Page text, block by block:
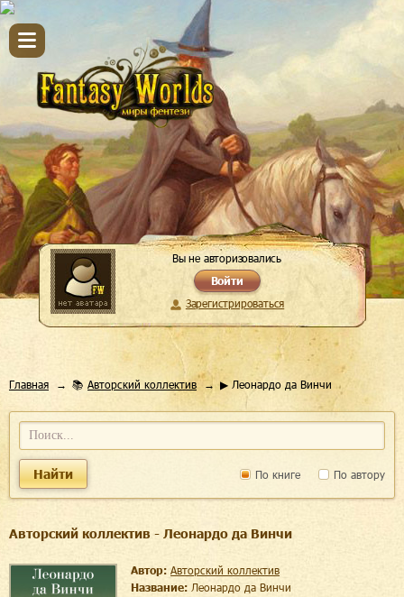
Вы не авторизовались
Войти
Зарегистрироваться
Главная 📚 Авторский коллектив ▶ Леонардо да Винчи
По книге По автору
Найти
Авторский коллектив - Леонардо да Винчи
Автор: Авторский коллектив
Название: Леонардо да Винчи